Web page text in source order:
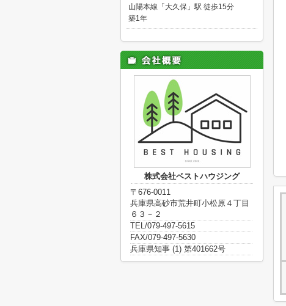
山陽本線「大久保」駅 徒歩15分
築1年
株式会社ベストハウジング
〒676-0011
兵庫県高砂市荒井町小松原４丁目
６３－２
TEL/079-497-5615
FAX/079-497-5630
兵庫県知事 (1) 第401662号